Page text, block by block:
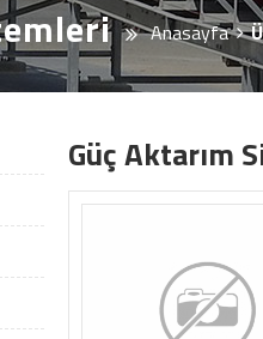
Anasayfa
Güç Aktarım